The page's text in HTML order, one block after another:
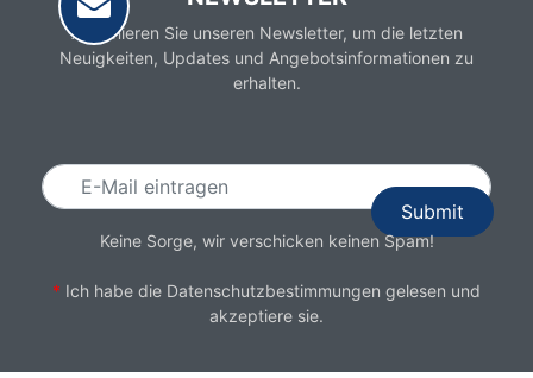
Abonnieren Sie unseren Newsletter, um die letzten
Neuigkeiten, Updates und Angebotsinformationen zu
erhalten.
Keine Sorge, wir verschicken keinen Spam!
* Ich habe die Datenschutzbestimmungen gelesen und
akzeptiere sie.